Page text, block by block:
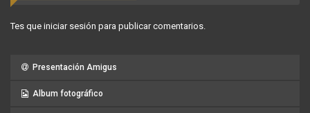
Tes que iniciar sesión para publicar comentarios.
Presentación Amigus
Album fotográfico